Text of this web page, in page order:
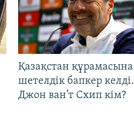
Қазақстан құрамасына
шетелдік бапкер келді.
Джон ван’т Схип кім?